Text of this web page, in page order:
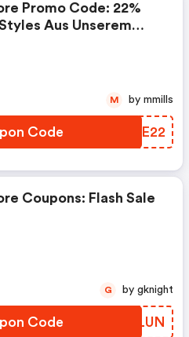
Promo Code: 22%
Aus Unserem
Code IFLE22
M by mmills
Coupons: Flash Sale
Code KAJLUN
G by gknight